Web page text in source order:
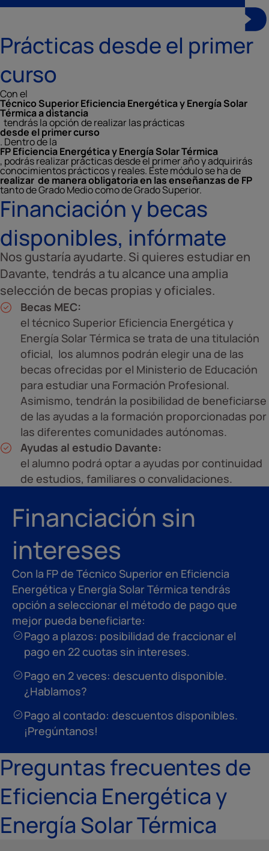
Prácticas desde el primer
curso
Con el
Técnico Superior Eficiencia Energética y Energía Solar
Térmica a distancia
tendrás la opción de realizar las prácticas
desde el primer curso
. Dentro de la
FP Eficiencia Energética y Energía Solar Térmica
, podrás realizar prácticas desde el primer año y adquirirás
conocimientos prácticos y reales. Este módulo se ha de
realizar de manera obligatoria en las enseñanzas de FP
tanto de Grado Medio como de Grado Superior.
Financiación y becas
disponibles, infórmate
Nos gustaría ayudarte. Si quieres estudiar en
Davante, tendrás a tu alcance una amplia
selección de becas propias y oficiales.
Becas MEC:
el técnico Superior Eficiencia Energética y
Energía Solar Térmica se trata de una titulación
oficial, los alumnos podrán elegir una de las
becas ofrecidas por el Ministerio de Educación
para estudiar una Formación Profesional.
Asimismo, tendrán la posibilidad de beneficiarse
de las ayudas a la formación proporcionadas por
las diferentes comunidades autónomas.
Ayudas al estudio Davante:
el alumno podrá optar a ayudas por continuidad
de estudios, familiares o convalidaciones.
Financiación sin
intereses
Con la FP de Técnico Superior en Eficiencia
Energética y Energía Solar Térmica tendrás
opción a seleccionar el método de pago que
mejor pueda beneficiarte:
Pago a plazos: posibilidad de fraccionar el
pago en 22 cuotas sin intereses.
Pago en 2 veces: descuento disponible.
¿Hablamos?
Pago al contado: descuentos disponibles.
¡Pregúntanos!
Preguntas frecuentes de
Eficiencia Energética y
Energía Solar Térmica